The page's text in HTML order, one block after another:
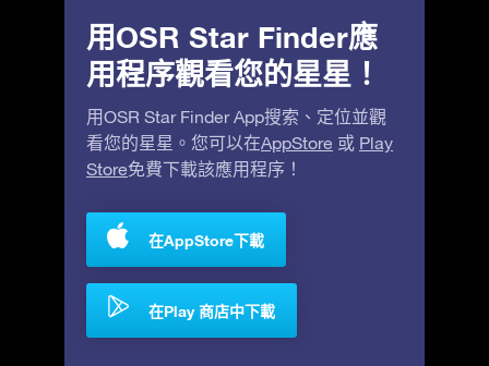
用OSR Star Finder應
用程序觀看您的星星！
用OSR Star Finder App搜索、定位並觀
看您的星星。您可以在AppStore 或 Play
Store免費下載該應用程序！
在AppStore下載
在Play 商店中下載